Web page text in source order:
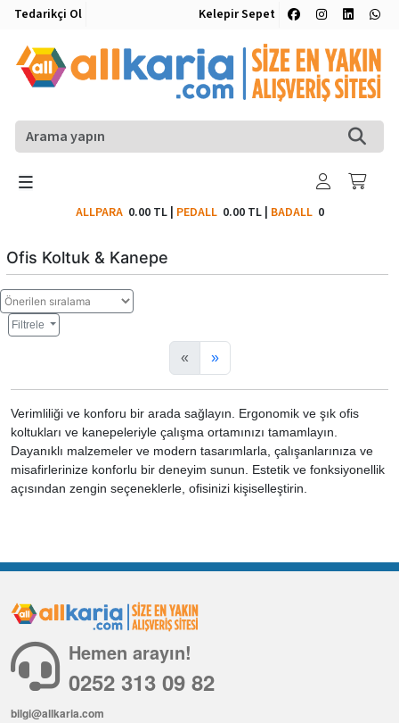
Tedarikçi Ol Kelepir Sepet
ALLPARA 0.00 TL| PEDALL 0.00 TL| BADALL0
Ofis Koltuk & Kanepe
Filtrele
« »
Verimliliği ve konforu bir arada sağlayın. Ergonomik ve şık ofis
koltukları ve kanepeleriyle çalışma ortamınızı tamamlayın.
Dayanıklı malzemeler ve modern tasarımlarla, çalışanlarınıza ve
misafirlerinize konforlu bir deneyim sunun. Estetik ve fonksiyonellik
açısından zengin seçeneklerle, ofisinizi kişiselleştirin.
Hemen arayın!
0252 313 09 82
bilgi@allkaria.com